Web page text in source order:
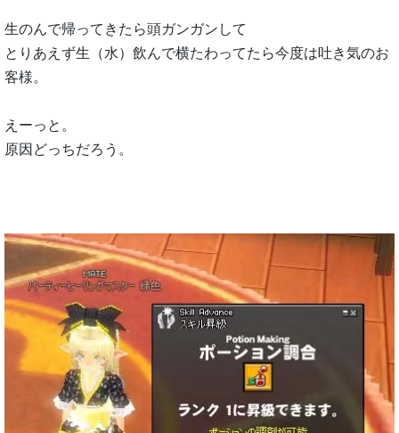
生のんで帰ってきたら頭ガンガンして
とりあえず生（水）飲んで横たわってたら今度は吐き気のお
客様。
えーっと。
原因どっちだろう。